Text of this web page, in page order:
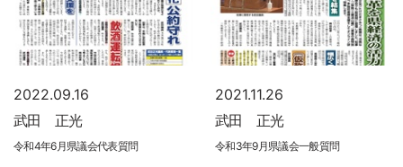
2022.09.16
武田 正光
令和4年6月県議会代表質問
2021.11.26
武田 正光
令和3年9月県議会一般質問